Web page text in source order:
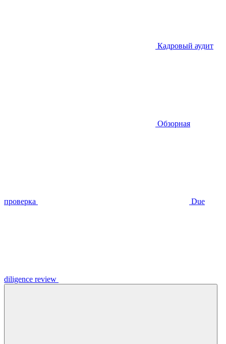
Кадровый аудит
Обзорная
проверка Due
diligence review